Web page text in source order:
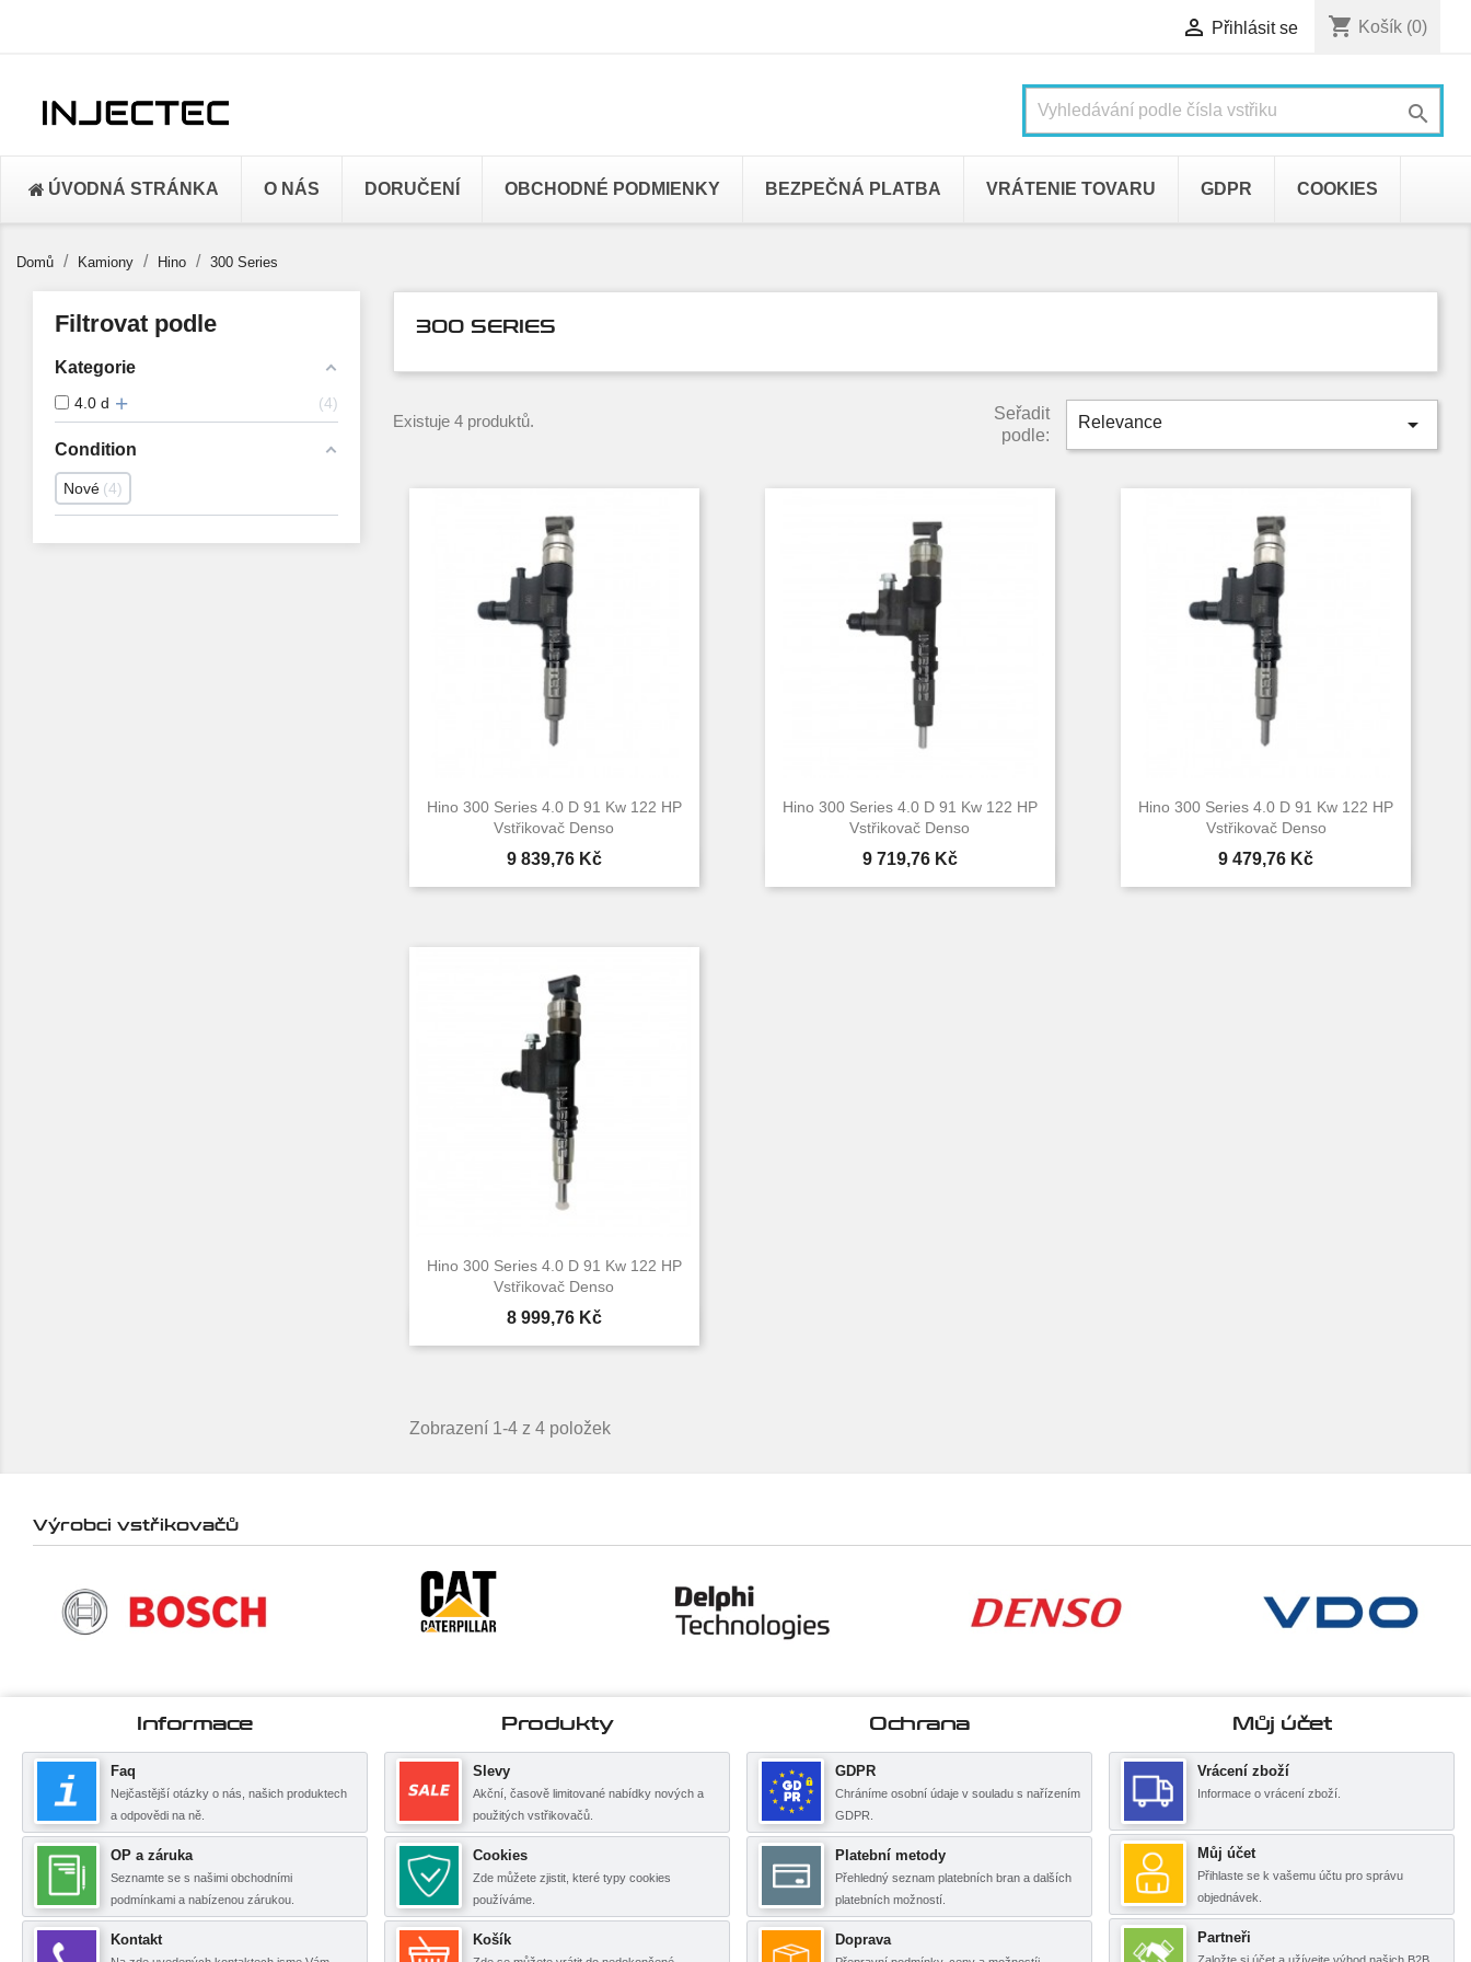
 Přihlásit se shopping_cart Košík (0)

ÚVODNÁ STRÁNKA O NÁS DORUČENÍ OBCHODNÉ PODMIENKY BEZPEČNÁ PLATBA VRÁTENIE TOVARU GDPR COOKIES
Domů Kamiony Hino 300 Series
Filtrovat podle
Kategorie
4.0 d 4
Condition
Nové 4
300 SERIES
Existuje 4 produktů.
Seřadit
podle:
Relevance 
Hino 300 Series 4.0 D 91 Kw 122 HP
Vstřikovač Denso
Cena
9 839,76 Kč
 Rychlý náhled
Hino 300 Series 4.0 D 91 Kw 122 HP
Vstřikovač Denso
Cena
9 719,76 Kč
 Rychlý náhled
Hino 300 Series 4.0 D 91 Kw 122 HP
Vstřikovač Denso
Cena
9 479,76 Kč
 Rychlý náhled
Hino 300 Series 4.0 D 91 Kw 122 HP
Vstřikovač Denso
Cena
8 999,76 Kč
Rychlý náhled
Zobrazení 1-4 z 4 položek
Výrobci vstřikovačů
Informace
Faq
Nejčastější otázky o nás, našich produktech
a odpovědi na ně.
OP a záruka
Seznamte se s našimi obchodními
podmínkami a nabízenou zárukou.
Kontakt
Produkty
Slevy
Akční, časově limitované nabídky nových a
použitých vstřikovačů.
Cookies
Zde můžete zjistit, které typy cookies
používáme.
Košík
Ochrana
GDPR
Chráníme osobní údaje v souladu s nařízením
GDPR.
Platební metody
Přehledný seznam platebních bran a dalších
platebních možností.
Doprava
Můj účet
Vrácení zboží
Informace o vrácení zboží.
Můj účet
Přihlaste se k vašemu účtu pro správu
objednávek.
Partneři